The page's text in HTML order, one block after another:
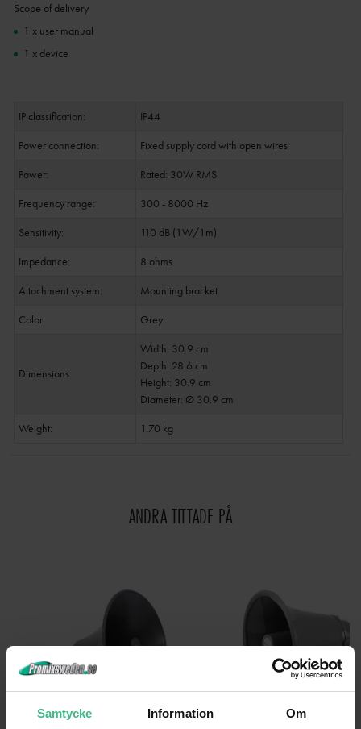
Samtycke Information Om
Scope of delivery
1 x user manual
1 x device
IP classification:
IP44
Power connection:
Fixed supply cord with open wires
Power:
Rated: 30W RMS
Frequency range:
300 - 8000 Hz
Sensitivity:
110 dB (1W/1m)
Impedance:
8 ohms
Attachment system:
Mounting bracket
Color:
Grey
Dimensions:
Width: 30.9 cm
Depth: 28.6 cm
Height: 30.9 cm
Diameter: Ø 30.9 cm
Weight:
1.70 kg
ANDRA TITTADE PÅ